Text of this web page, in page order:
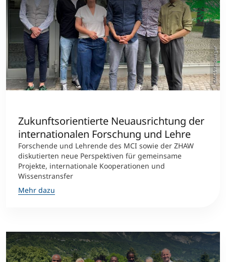
Maßgeschneiderte Programme
Studienberatung
Executive Education Finder
©MCI/Reisberger
Zukunftsorientierte Neuausrichtung der
internationalen Forschung und Lehre
Forschende und Lehrende des MCI sowie der ZHAW
diskutierten neue Perspektiven für gemeinsame
Projekte, internationale Kooperationen und
Wissenstransfer
Mehr dazu